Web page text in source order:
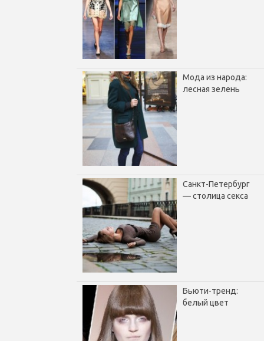
Мода из народа:
лесная зелень
Санкт-Петербург
— столица секса
Бьюти-тренд:
белый цвет